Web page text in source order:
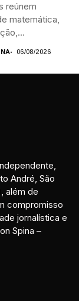
reúnem
matemática,
06/08/2026
André, São
além de
compromisso
jornalística e
Spina –